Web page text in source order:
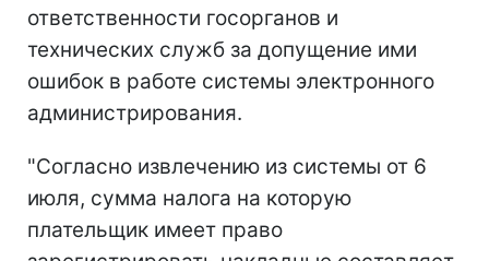
ответственности госорганов и
технических служб за допущение ими
ошибок в работе системы электронного
администрирования.
"Согласно извлечению из системы от 6
июля, сумма налога на которую
плательщик имеет право